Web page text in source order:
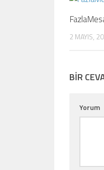
2 MAYIS,
BIR
Yorum